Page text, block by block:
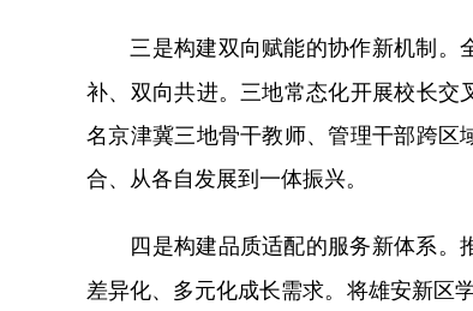
三是构建双向赋能的协作新机制。
补、双向共进。三地常态化开展校长
名京津冀三地骨干教师、管理干部跨
合、从各自发展到一体振兴。
四是构建品质适配的服务新体系。
差异化、多元化成长需求。将雄安新区